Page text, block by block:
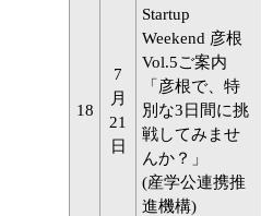
18
7
月
21
日
Startup
Weekend 彦根
Vol.5ご案内
「彦根で、特
別な3日間に挑
戦してみませ
んか？」
(産学公連携推
進機構)